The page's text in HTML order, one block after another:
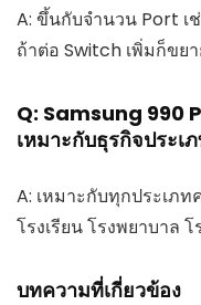
A: ขึ้นกับจำนวน Port เ
ถ้าต่อ Switch เพิ่มก็ขย
Q: Samsung 990
เหมาะกับธุรกิจประเ
A: เหมาะกับทุกประเภ
โรงเรียน โรงพยาบาล
บทความที่เกี่ยวข้อง